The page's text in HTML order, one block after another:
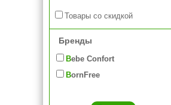
Товары со скидкой
Бренды
Bebe Confort
BornFree